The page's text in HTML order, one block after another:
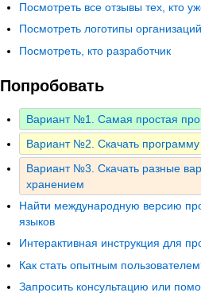
Посмотреть все отзывы тех, кто
Посмотреть логотипы
Посмотреть, кто разработчик
Попробовать
Вариант №1. Самая простая
Вариант №2. Скачать программу
Вариант №3. Скачать разные
хранением
Найти международную версию
языков
Интерактивная инструкция для
Как стать опытным
Запросить консультацию или